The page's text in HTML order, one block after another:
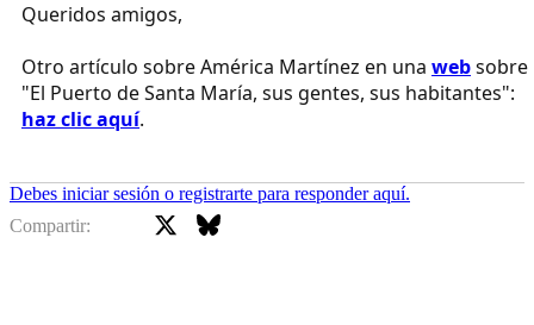
Queridos amigos,
Otro artículo sobre América Martínez en una websobre
"El Puerto de Santa María, sus gentes, sus habitantes":
haz clic aquí.
Debes iniciar sesión o registrarte para responder aquí.
Compartir:
Bluesky